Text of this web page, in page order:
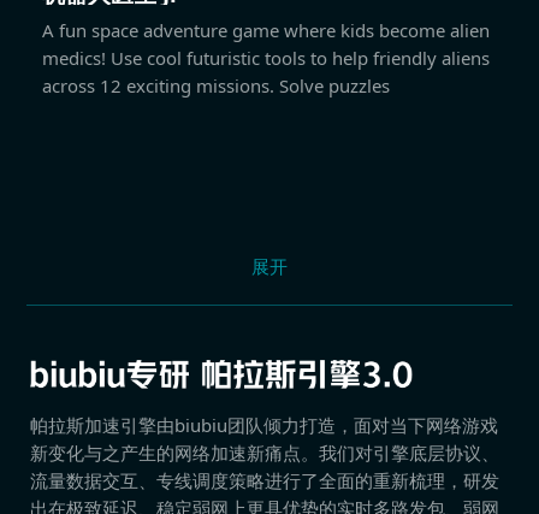
A fun space adventure game where kids become alien
medics! Use cool futuristic tools to help friendly aliens
across 12 exciting missions. Solve puzzles
展开
帕拉斯加速引擎由biubiu团队倾力打造，面对当下网络游戏
新变化与之产生的网络加速新痛点。我们对引擎底层协议、
流量数据交互、专线调度策略进行了全面的重新梳理，研发
出在极致延迟、稳定弱网上更具优势的实时多路发包、弱网